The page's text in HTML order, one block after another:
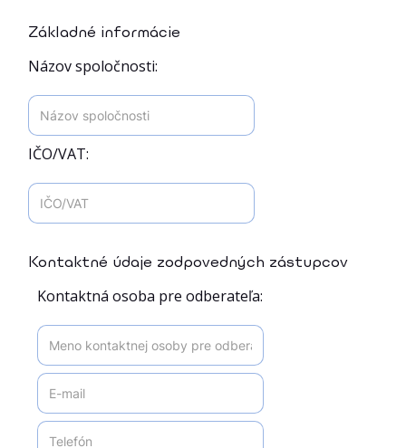
Základné informácie
Názov spoločnosti:
IČO/VAT:
Kontaktné údaje zodpovedných zástupcov
Kontaktná osoba pre odberateľa: